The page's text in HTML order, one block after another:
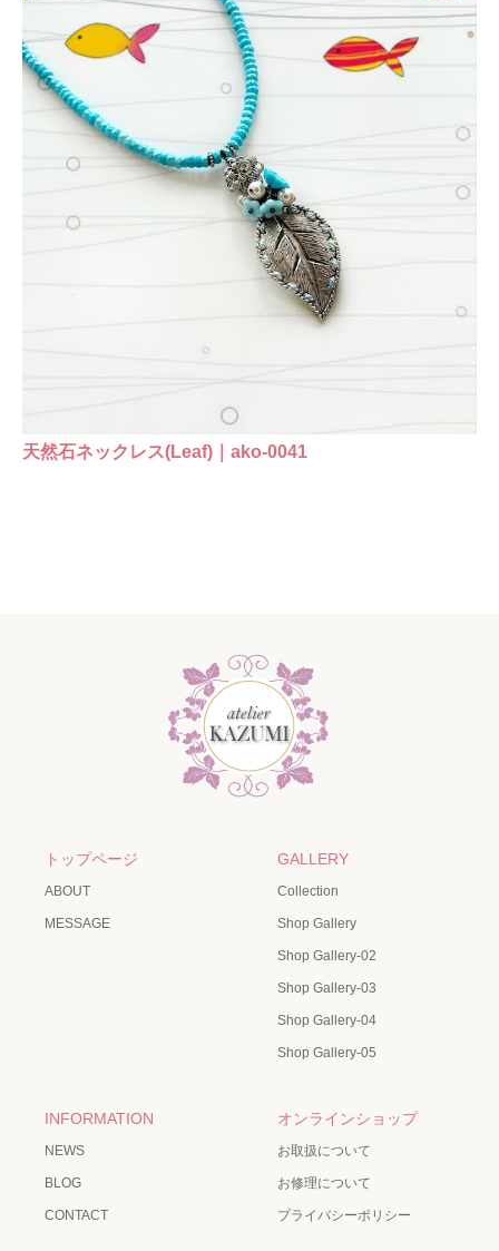
天然石ネックレス(Leaf)｜ako-0041
トップページ
ABOUT
MESSAGE
GALLERY
Collection
Shop Gallery
Shop Gallery-02
Shop Gallery-03
Shop Gallery-04
Shop Gallery-05
INFORMATION
NEWS
BLOG
CONTACT
オンラインショップ
お取扱について
お修理について
プライバシーポリシー